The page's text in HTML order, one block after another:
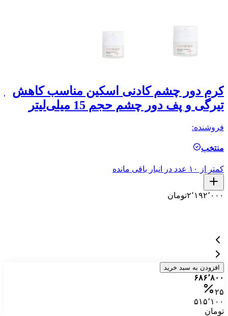
کرم دور چشم کادنی اسکین مناسب کاهش
تیرگی و پف دور چشم حجم 15 میلی‌لیتر
فروشنده:
منتخب
کمتر از ۱۰ عدد در انبار باقی مانده
۲٬۱۹۲٬۰۰۰تومان
افزودن به سبد خرید
۶۸۶٬۸۰۰
۲۵
۵۱۵٬۱۰۰
تومان